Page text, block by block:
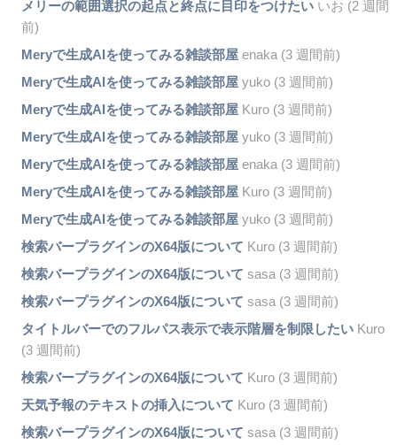
メリーの範囲選択の起点と終点に目印をつけたいいお (2 週間
前)
Meryで生成AIを使ってみる雑談部屋enaka (3 週間前)
Meryで生成AIを使ってみる雑談部屋yuko (3 週間前)
Meryで生成AIを使ってみる雑談部屋Kuro (3 週間前)
Meryで生成AIを使ってみる雑談部屋yuko (3 週間前)
Meryで生成AIを使ってみる雑談部屋enaka (3 週間前)
Meryで生成AIを使ってみる雑談部屋Kuro (3 週間前)
Meryで生成AIを使ってみる雑談部屋yuko (3 週間前)
検索バープラグインのX64版について Kuro (3 週間前)
検索バープラグインのX64版について sasa (3 週間前)
検索バープラグインのX64版について sasa (3 週間前)
タイトルバーでのフルパス表示で表示階層を制限したいKuro
(3 週間前)
検索バープラグインのX64版について Kuro (3 週間前)
天気予報のテキストの挿入について Kuro (3 週間前)
検索バープラグインのX64版について sasa (3 週間前)